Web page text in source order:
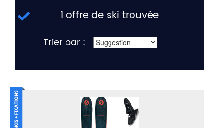
1 offre de ski trouvée
Trier par :